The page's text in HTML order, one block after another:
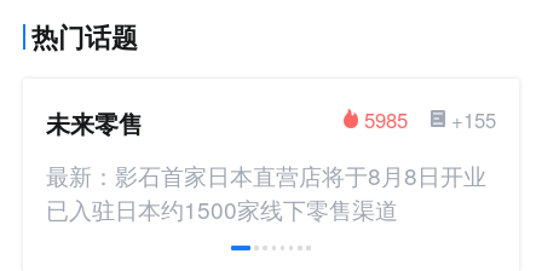
热门话题
未来零售 +155
5985
最新：影石首家日本直营店将于8月8日开业
已入驻日本约1500家线下零售渠道